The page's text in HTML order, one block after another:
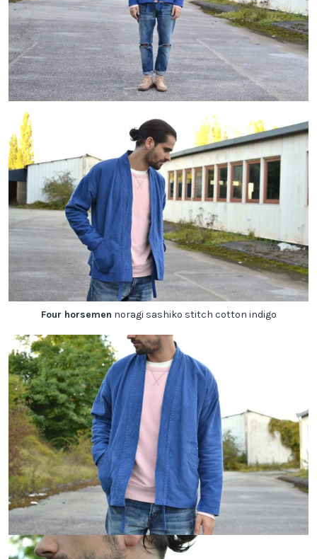
Four horsemen noragi sashiko stitch cotton indigo